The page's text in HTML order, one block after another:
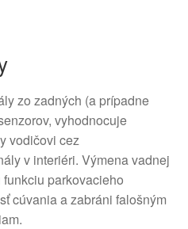
zo zadných (a prípadne
vyhodnocuje
vodičovi cez
v interiéri. Výmena vadnej
parkovacieho
cúvania a zabráni falošným